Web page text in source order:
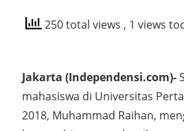
250 total views , 1 views
Jakarta (Independensi.com)-
mahasiswa di Universitas
2018, Muhammad Raihan,